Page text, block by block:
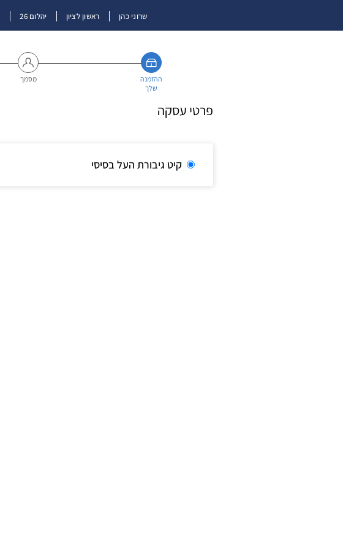
שרוני כהן ראשון לציון יהלום 26
ההזמנה
שלך
מסמך
פרטי עסקה
קיט גיבורת העל בסיסי